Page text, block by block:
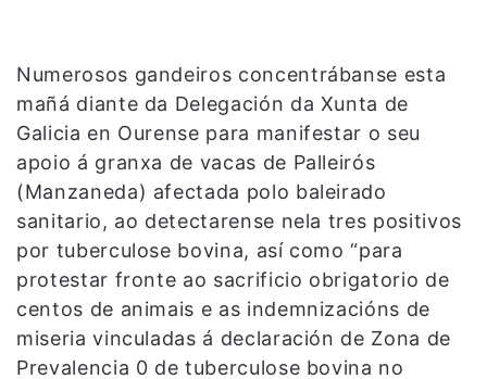
Numerosos gandeiros concentrábanse esta
mañá diante da Delegación da Xunta de
Galicia en Ourense para manifestar o seu
apoio á granxa de vacas de Palleirós
(Manzaneda) afectada polo baleirado
sanitario, ao detectarense nela tres positivos
por tuberculose bovina, así como “para
protestar fronte ao sacrificio obrigatorio de
centos de animais e as indemnizacións de
miseria vinculadas á declaración de Zona de
Prevalencia 0 de tuberculose bovina no